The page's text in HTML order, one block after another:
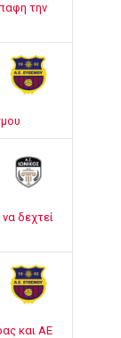
την
δεχτεί
και ΑΕ